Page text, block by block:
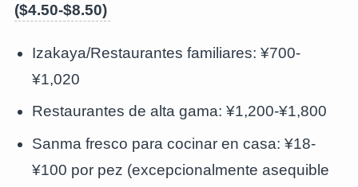
($4.50-$8.50)
Izakaya/Restaurantes familiares: ¥700-
¥1,020
Restaurantes de alta gama: ¥1,200-¥1,800
Sanma fresco para cocinar en casa: ¥18-
¥100 por pez (excepcionalmente asequible